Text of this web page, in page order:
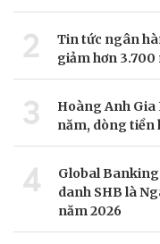
2
Tin tức ngân
giảm hơn 3.700
3
Hoàng Anh Gia
năm, dòng tiền
4
Global
danh SHB là
năm 2026